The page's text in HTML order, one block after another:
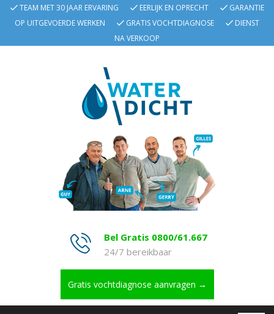
TEAM MET 30 JAAR ERVARING EERLIJK EN OPRECHT
GARANTIE
OP UITGEVOERDE WERKEN
GRATIS VOCHTDIAGNOSE
DIENST
NA VERKOOP
Bel Gratis 0800/61.667
24/7 bereikbaar
Gratis vochtdiagnose aanvragen →